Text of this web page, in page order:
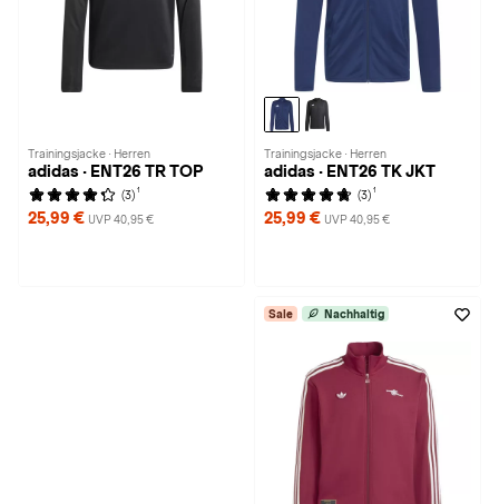
Trainingsjacke · Herren
adidas · ENT26 TR TOP
(3) 1
25,99 € UVP 40,95 €
Trainingsjacke · Herren
adidas · ENT26 TK JKT
(3) 1
25,99 € UVP 40,95 €
Sale Nachhaltig